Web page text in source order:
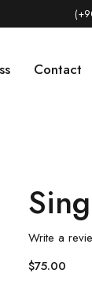
Contact
Write a
$75.00